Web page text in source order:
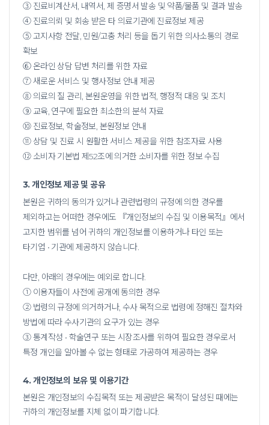
③ 진료비계산서, 내역서, 제 증명서 발송 및 약품/물품 및 결과 발송
④ 진료의뢰 및 회송 받은 타 의료기관에 진료정보 제공
⑤ 고지사항 전달, 민원/고충 처리 등을 돕기 위한 의사소통의 경로
확보
⑥ 온라인 상담 답변 처리를 위한 자료
⑦ 새로운 서비스 및 행사정보 안내 제공
⑧ 의료의 질 관리, 본원운영을 위한 법적, 행정적 대응 및 조치
⑨ 교육, 연구에 필요한 최소한의 분석 자료
⑩ 진료정보, 학술정보, 본원정보 안내
⑪ 상담 및 진료 시 원활한 서비스 제공을 위한 참조자료 사용
⑫ 소비자 기본법 제52조에 의거한 소비자를 위한 정보 수집
3. 개인정보 제공 및 공유
본원은 귀하의 동의가 있거나 관련법령의 규정에 의한 경우를
제외하고는 어떠한 경우에도 『개인정보의 수집 및 이용목적』에서
고지한 범위를 넘어 귀하의 개인정보를 이용하거나타인 또는
타기업 • 기관에 제공하지 않습니다.
다만, 아래의 경우에는 예외로 합니다.
① 이용자들이 사전에 공개에 동의한 경우
② 법령의 규정에 의거하거나, 수사 목적으로 법령에 정해진 절차와
방법에 따라 수사기관의 요구가 있는 경우
③ 통계작성 • 학술연구 또는 시장조사를 위하여 필요한 경우로서
특정 개인을 알아볼 수 없는 형태로 가공하여 제공하는 경우
4. 개인정보의 보유 및 이용기간
본원은 개인정보의 수집목적 또는 제공받은 목적이 달성된 때에는
귀하의 개인정보를 지체 없이 파기합니다.